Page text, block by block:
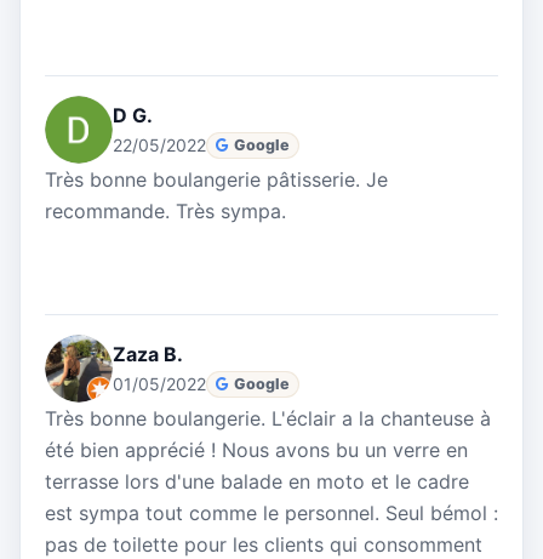
D G.
22/05/2022 Google
Très bonne boulangerie pâtisserie. Je
recommande. Très sympa.
Zaza B.
01/05/2022 Google
Très bonne boulangerie. L'éclair a la chanteuse à
été bien apprécié ! Nous avons bu un verre en
terrasse lors d'une balade en moto et le cadre
est sympa tout comme le personnel. Seul bémol :
pas de toilette pour les clients qui consomment